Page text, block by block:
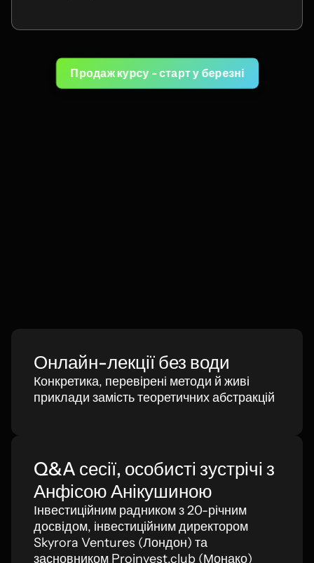
Продаж курсу - старт у березні
Онлайн-лекції без води
Конкретика, перевірені методи й живі
приклади замість теоретичних абстракцій
Q&A сесії, особисті зустрічі з
Анфісою Анікушиною
Інвестиційним радником з 20-річним
досвідом, інвестиційним директором
Skyrora Ventures (Лондон) та
засновником Proinvest.club (Монако)